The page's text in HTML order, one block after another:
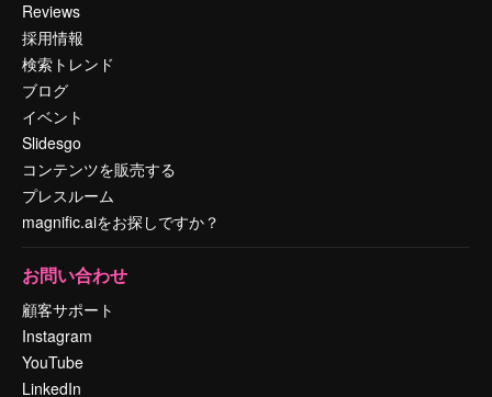
Reviews
採用情報
検索トレンド
ブログ
イベント
Slidesgo
コンテンツを販売する
プレスルーム
magnific.aiをお探しですか？
お問い合わせ
顧客サポート
Instagram
YouTube
LinkedIn